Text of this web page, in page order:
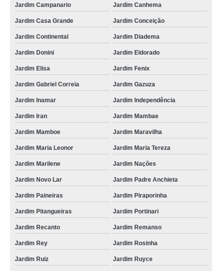
Jardim Campanario Jardim Canhema
Jardim Casa Grande Jardim Conceição
Jardim Continental Jardim Diadema
Jardim Donini Jardim Eldorado
Jardim Elisa Jardim Fenix
Jardim Gabriel Correia Jardim Gazuza
Jardim Inamar Jardim Independência
Jardim Iran Jardim Mambae
Jardim Mamboe Jardim Maravilha
Jardim Maria Leonor Jardim Maria Tereza
Jardim Marilene Jardim Nações
Jardim Novo Lar Jardim Padre Anchieta
Jardim Paineiras Jardim Piraporinha
Jardim Pitangueiras Jardim Portinari
Jardim Recanto Jardim Remanso
Jardim Rey Jardim Rosinha
Jardim Ruiz Jardim Ruyce